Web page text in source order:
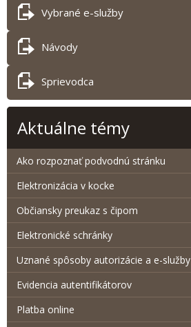
Vybrané e-služby
Návody
Sprievodca
Aktuálne témy
Ako rozpoznať podvodnú stránku
Elektronizácia v kocke
Občiansky preukaz s čipom
Elektronické schránky
Uznané spôsoby autorizácie a e-služby
Evidencia autentifikátorov
Platba online